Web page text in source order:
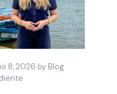
8, 2026 by Blog